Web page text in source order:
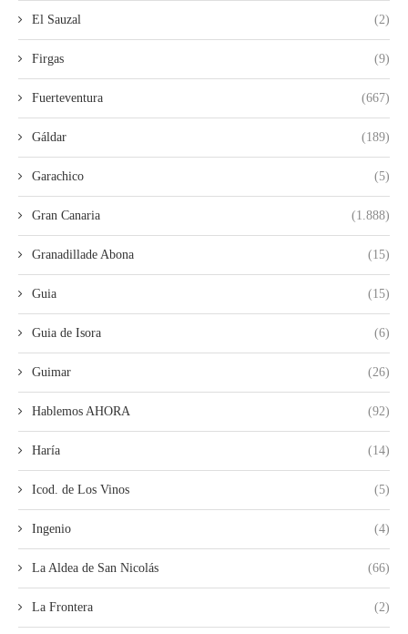
El Sauzal (2)
Firgas (9)
Fuerteventura (667)
Gáldar (189)
Garachico (5)
Gran Canaria (1.888)
Granadillade Abona (15)
Guia (15)
Guia de Isora (6)
Guimar (26)
Hablemos AHORA (92)
Haría (14)
Icod. de Los Vinos (5)
Ingenio (4)
La Aldea de San Nicolás (66)
La Frontera (2)